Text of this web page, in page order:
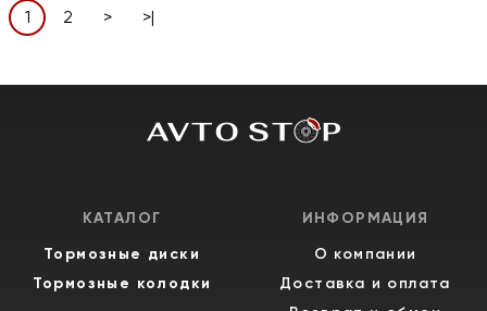
1 2 > >|
КАТАЛОГ
Тормозные диски
Тормозные колодки
ИНФОРМАЦИЯ
О компании
Доставка и оплата